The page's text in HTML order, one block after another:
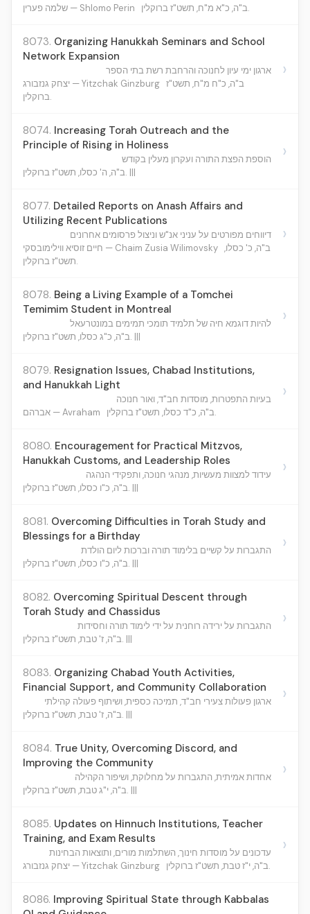
שלמה פערין — Shlomo Perin
ב"ה, כ"א מ"ח, תשט"ז ברוקלין.
8073. Organizing Hanukkah Seminars and School
Network Expansion
ארגון ימי עיון לחנוכה והרחבת רשת בתי הספר
יצחק גנזבורג — Yitzchak Ginzburg ב"ה, כ"ח מ"ח, תשט"ז
ברוקלין.
›
8074. Increasing Torah Outreach and the
Principle of Rising in Holiness
הוספת הפצת התורה ועקרון מעלין בקודש
ב"ה, ה' כסלו, תשט"ז ברוקלין. |||
›
8077. Detailed Reports on Anash Affairs and
Utilizing Recent Publications
דיווחים מפורטים על עניני אנ"ש וניצול פרסומים אחרונים
חיים זוסיא ווילימובסקי — Chaim Zusia Wilimovsky ב"ה, כ' כסלו,
תשט"ז ברוקלין.
›
8078. Being a Living Example of a Tomchei
Temimim Student in Montreal
להיות דוגמא חיה של תלמיד תומכי תמימים במונטרעאל
ב"ה, כ"ג כסלו, תשט"ז ברוקלין. |||
›
8079. Resignation Issues, Chabad Institutions,
and Hanukkah Light
בעיות התפטרות, מוסדות חב"ד, ואור חנוכה
אברהם — Avraham
ב"ה, כ"ד כסלו, תשט"ז ברוקלין.
›
8080. Encouragement for Practical Mitzvos,
Hanukkah Customs, and Leadership Roles
עידוד למצוות מעשיות, מנהגי חנוכה, ותפקידי הנהגה
ב"ה, כ"ו כסלו, תשט"ז ברוקלין. |||
›
8081. Overcoming Difficulties in Torah Study and
Blessings for a Birthday
התגברות על קשיים בלימוד תורה וברכות ליום הולדת
ב"ה, כ"ו כסלו, תשט"ז ברוקלין. |||
›
8082. Overcoming Spiritual Descent through
Torah Study and Chassidus
התגברות על ירידה רוחנית על ידי לימוד תורה וחסידות
ב"ה, ז' טבת, תשט"ז ברוקלין. |||
›
8083. Organizing Chabad Youth Activities,
Financial Support, and Community Collaboration
ארגון פעולות צעירי חב"ד, תמיכה כספית, ושיתוף פעולה קהילתי
ב"ה, ז' טבת, תשט"ז ברוקלין. |||
›
8084. True Unity, Overcoming Discord, and
Improving the Community
אחדות אמיתית, התגברות על מחלוקת, ושיפור הקהילה
ב"ה, י"ג טבת, תשט"ז ברוקלין. |||
›
8085. Updates on Hinnuch Institutions, Teacher
Training, and Exam Results
עדכונים על מוסדות חינוך, השתלמות מורים, ותוצאות הבחינות
יצחק גנזבורג — Yitzchak Ginzburg
ב"ה, י"ז טבת, תשט"ז ברוקלין.
›
8086. Improving Spiritual State through Kabbalas